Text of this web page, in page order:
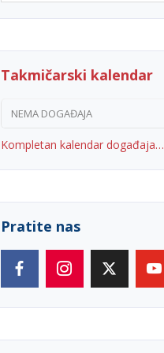
Takmičarski kalendar
NEMA DOGAĐAJA
Kompletan kalendar događaja…
Pratite nas